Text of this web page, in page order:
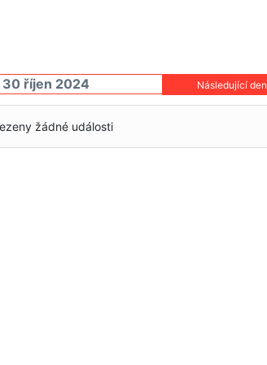
říjen 2024 Následující den
žádné události